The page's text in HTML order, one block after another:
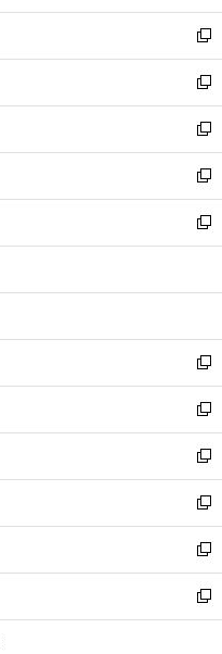
開
く
ウ
で
開
く
ン
ド
ウ
で
開
く
ウ
ィ
ン
ド
ウ
で
開
く
新
し
い
ウ
ィ
ン
ド
ウ
で
開
新
し
い
ウ
ィ
ン
ド
ウ
開
新
し
い
ウ
ィ
ン
ウ
開
く
新
し
い
ウ
ン
ウ
で
開
く
新
し
ウ
ン
ド
ウ
で
開
く
新
し
い
ウ
ィ
ン
ド
ウ
で
開
く
新
し
い
ウ
ィ
ン
ド
ウ
で
開
新
し
い
ウ
ィ
ン
ド
ウ
新
し
い
ウ
ィ
ン
新
し
い
ウ
新
し